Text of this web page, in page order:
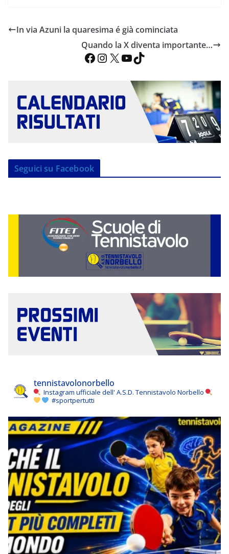
In via Azuni la quaresima é già cominciata
Quando la X diventa importante…
Facebook InstagramX YouTube TikTok
Seguici su Facebook
tennistavolonorbello
Instagram ufficiale dell' A.S.D. Tennistavolo Norbello
#sportpertutti